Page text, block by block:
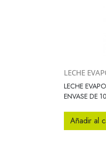
LECHE
LECHE
ENVASE DE
Añadir al